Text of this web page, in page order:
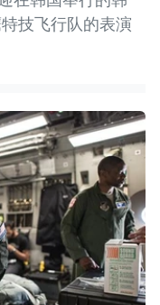
技飞行队的表演